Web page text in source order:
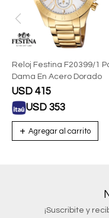
Reloj Festina F20399/1
Dama En Acero Dorado
USD 415
USD 353
¡Suscribite y